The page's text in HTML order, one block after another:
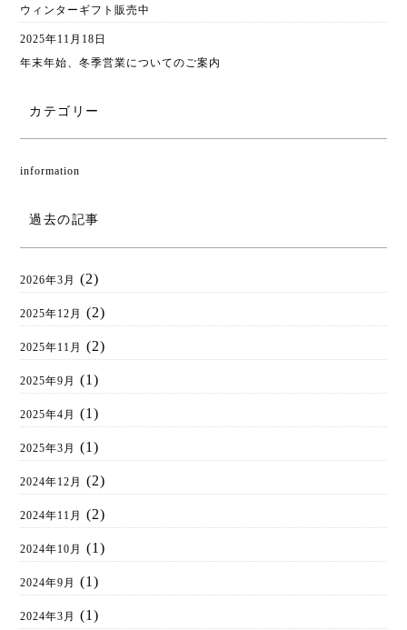
ウィンターギフト販売中
2025年11月18日
年末年始、冬季営業についてのご案内
カテゴリー
information
過去の記事
2026年3月 (2)
2025年12月 (2)
2025年11月 (2)
2025年9月 (1)
2025年4月 (1)
2025年3月 (1)
2024年12月 (2)
2024年11月 (2)
2024年10月 (1)
2024年9月 (1)
2024年3月 (1)